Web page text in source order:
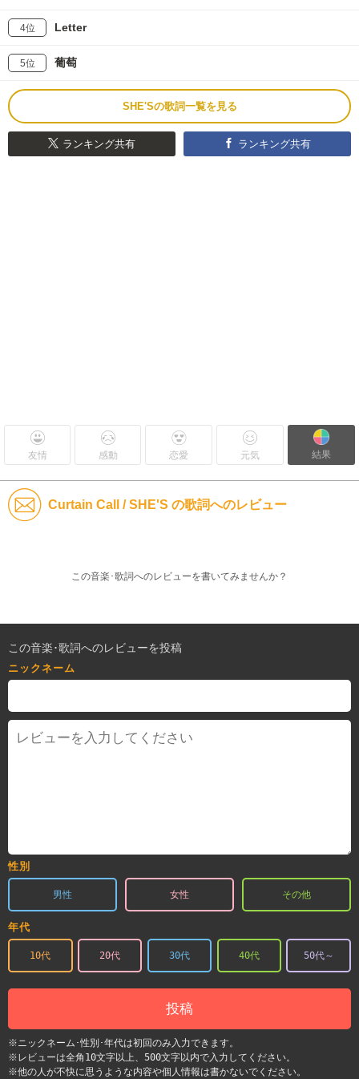
4位 Letter
5位 葡萄
SHE'Sの歌詞一覧を見る
ランキング共有 ランキング共有
友情 感動 恋愛 元気 結果
Curtain Call / SHE'S の歌詞へのレビュー
この音楽･歌詞へのレビューを書いてみませんか？
この音楽･歌詞へのレビューを投稿
ニックネーム
性別
男性 女性 その他
年代
10代 20代 30代 40代 50代～
投稿
※ニックネーム･性別･年代は初回のみ入力できます。
※レビューは全角10文字以上、500文字以内で入力してください。
※他の人が不快に思うような内容や個人情報は書かないでください。